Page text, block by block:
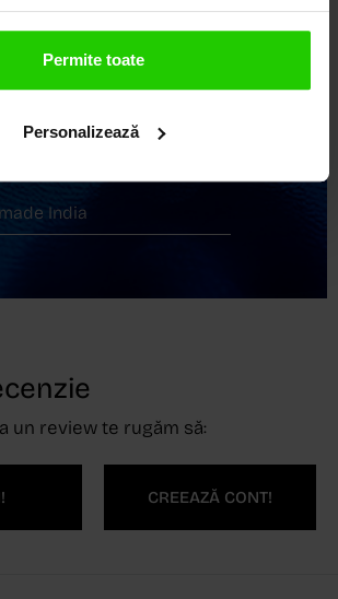
Permite toate
Personalizează
gratuit
în 24 - 48h
India
un review te rugăm să:
CREEAZĂ CONT!